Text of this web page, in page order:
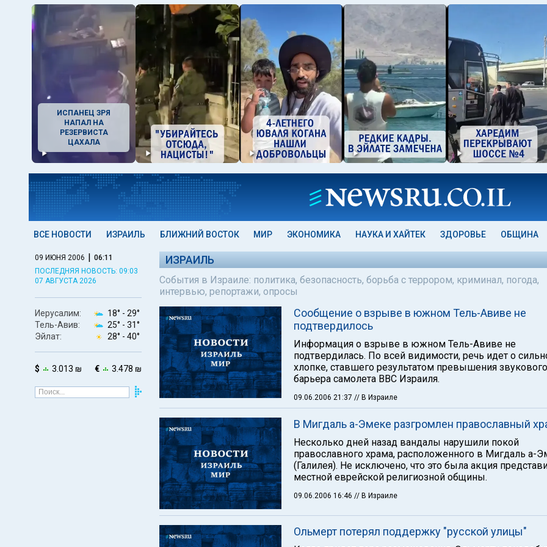
ИСПАНЕЦ ЗРЯ
НАПАЛ НА
РЕЗЕРВИСТА
ЦАХАЛА
ВСЕ НОВОСТИ ИЗРАИЛЬ БЛИЖНИЙ ВОСТОК МИР ЭКОНОМИКА НАУКА И ХАЙТЕК ЗДОРОВЬЕ ОБЩИНА
09 ИЮНЯ 2006 | 06:11
ПОСЛЕДНЯЯ НОВОСТЬ: 09:03
07 АВГУСТА 2026
Иерусалим: 18° - 29°
Тель-Авив:
25° - 31°
Эйлат:
28° - 40°
$ 3.013 ₪ € 3.478 ₪
ИЗРАИЛЬ
События в Израиле: политика, безопасность, борьба с террором, криминал, погода,
интервью, репортажи, опросы
Сообщение о взрыве в южном Тель-Авиве не
подтвердилось
Информация о взрыве в южном Тель-Авиве не
подтвердилась. По всей видимости, речь идет о
хлопке, ставшего результатом превышения звукового
барьера самолета ВВС Израиля.
09.06.2006 21:37 // В Израиле
В Мигдаль а-Эмеке разгромлен православный
Несколько дней назад вандалы нарушили покой
православного храма, расположенного в Мигдаль а-
(Галилея). Не исключено, что это была акция
местной еврейской религиозной общины.
09.06.2006 16:46 // В Израиле
Ольмерт потерял поддержку "русской улицы"